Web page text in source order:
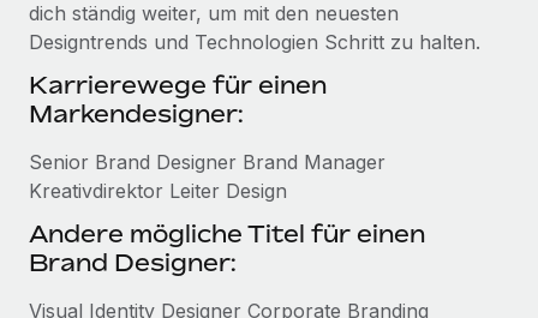
dich ständig weiter, um mit den neuesten
Designtrends und Technologien Schritt zu halten.
Karrierewege für einen
Markendesigner:
Senior Brand Designer Brand Manager
Kreativdirektor Leiter Design
Andere mögliche Titel für einen
Brand Designer:
Visual Identity Designer Corporate Branding